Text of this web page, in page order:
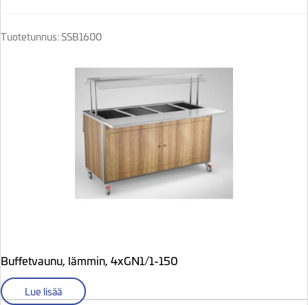
Tuotetunnus: SSB1600
Buffetvaunu, lämmin, 4xGN1/1-150
Lue lisää